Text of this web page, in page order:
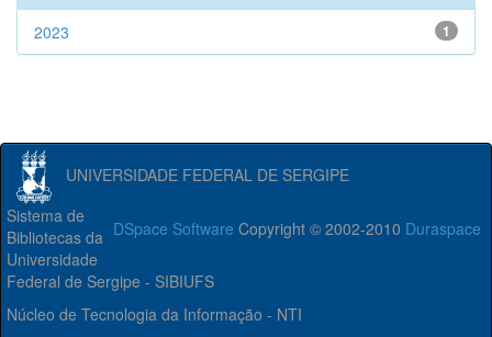
1
2023
UNIVERSIDADE FEDERAL DE SERGIPE
DSpace Software Copyright © 2002-2010 Duraspace
Sistema de
Bibliotecas da
Universidade
Federal de Sergipe - SIBIUFS
Núcleo de Tecnologia da Informação - NTI